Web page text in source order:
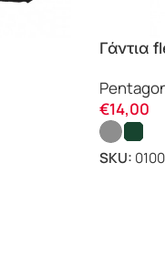
Γάντια
€14,00
SKU: